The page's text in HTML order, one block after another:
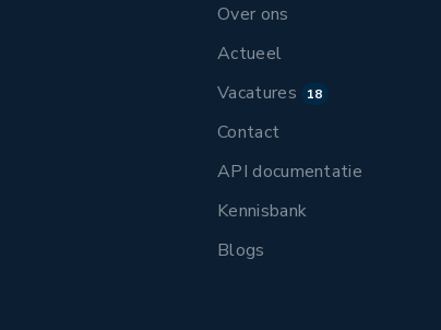
Over ons
Actueel
Vacatures
18
Contact
API documentatie
Kennisbank
Blogs